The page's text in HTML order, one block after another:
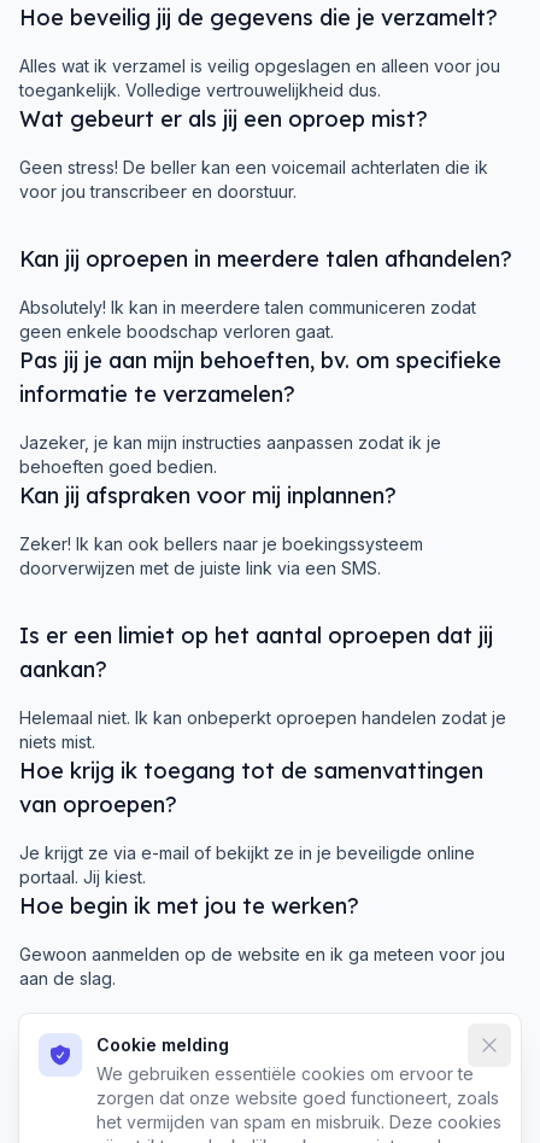
Hoe beveilig jij de gegevens die je verzamelt?
Alles wat ik verzamel is veilig opgeslagen en alleen voor jou
toegankelijk. Volledige vertrouwelijkheid dus.
Wat gebeurt er als jij een oproep mist?
Geen stress! De beller kan een voicemail achterlaten die ik
voor jou transcribeer en doorstuur.
Kan jij oproepen in meerdere talen afhandelen?
Absolutely! Ik kan in meerdere talen communiceren zodat
geen enkele boodschap verloren gaat.
Pas jij je aan mijn behoeften, bv. om specifieke
informatie te verzamelen?
Jazeker, je kan mijn instructies aanpassen zodat ik je
behoeften goed bedien.
Kan jij afspraken voor mij inplannen?
Zeker! Ik kan ook bellers naar je boekingssysteem
doorverwijzen met de juiste link via een SMS.
Is er een limiet op het aantal oproepen dat jij
aankan?
Helemaal niet. Ik kan onbeperkt oproepen handelen zodat je
niets mist.
Hoe krijg ik toegang tot de samenvattingen
van oproepen?
Je krijgt ze via e-mail of bekijkt ze in je beveiligde online
portaal. Jij kiest.
Hoe begin ik met jou te werken?
Gewoon aanmelden op de website en ik ga meteen voor jou
aan de slag.
Use cases BlogCase studiesBronnen
Cookie melding
We gebruiken essentiële cookies om ervoor te
zorgen dat onze website goed functioneert, zoals
het vermijden van spam en misbruik. Deze cookies